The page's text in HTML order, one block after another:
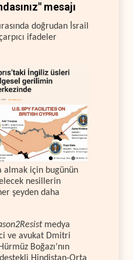
mesajı
doğrudan İsrail
ifadeler
almak için bugünün
nesillerin
şeyden daha
medya
ve avukat Dmitri
Boğazı’nın